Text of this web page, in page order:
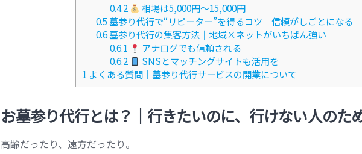
0.4.2
相場は5,000円〜15,000円
0.5 墓参り代行で“リピーター”を得るコツ｜信頼がしごとになる
0.6墓参り代行の集客方法｜地域×ネットがいちばん強い
0.6.1
アナログでも信頼される
0.6.2
SNSとマッチングサイトも活用を
1 よくある質問｜墓参り代行サービスの開業について
お墓参り代行とは？｜行きたいのに、行けない人のた
高齢だったり、遠方だったり。